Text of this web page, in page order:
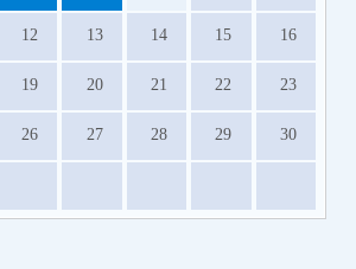
12 13 14 15 16
19 20 21 22 23
26 27 28 29 30